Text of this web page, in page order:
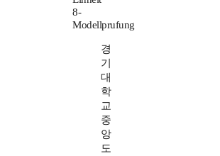
8-
Modellprufung
경
기
대
학
교
중
앙
도